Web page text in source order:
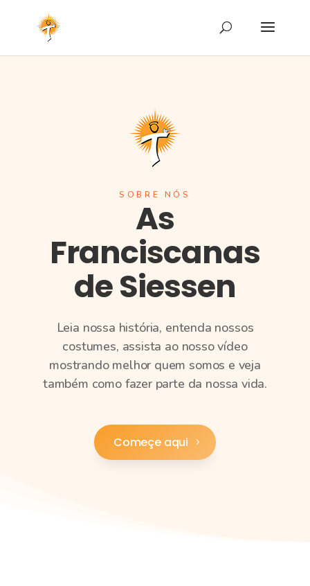
SOBRE NÓS
As
Franciscanas
de Siessen
Leia nossa história, entenda nossos
costumes, assista ao nosso vídeo
mostrando melhor quem somos e veja
também como fazer parte da nossa vida.
Começe aqui